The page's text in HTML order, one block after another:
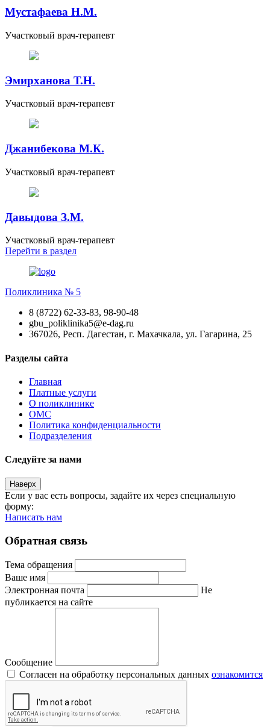
Мустафаева Н.М.
Участковый врач-терапевт
Эмирханова Т.Н.
Участковый врач-терапевт
Джанибекова М.К.
Участковый врач-терапевт
Давыдова З.М.
Участковый врач-терапевт
Перейти в раздел
Поликлиника № 5
8 (8722) 62-33-83, 98-90-48
gbu_poliklinika5@e-dag.ru
367026, Респ. Дагестан, г. Махачкала, ул. Гагарина, 25
Разделы сайта
Главная
Платные услуги
О поликлинике
ОМС
Политика конфиденциальности
Подразделения
Следуйте за нами
Наверх
Если у вас есть вопросы, задайте их через специальную
форму:
Написать нам
Обратная связь
Тема обращения
Ваше имя
Электронная почта
Не
публикается на сайте
Сообщение
Согласен на обработку персональных данных ознакомится